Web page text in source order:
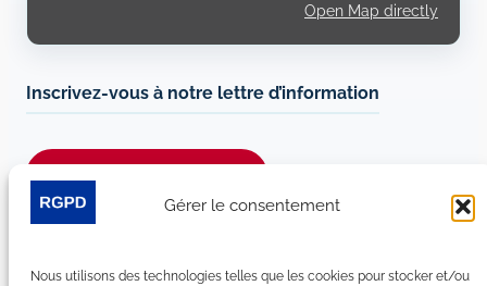
Gérer le consentement
Nous utilisons des technologies telles que les cookies pour stocker et/ou
Open Map directly
Inscrivez-vous à notre lettre d’information